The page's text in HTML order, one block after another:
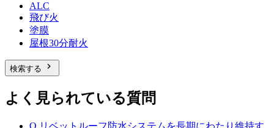
ALC
飛び火
塗膜
屋根30分耐火
検索する chevron_right
よく見られている質問
Q リベットルーフ防水システムを長期にわたり維持す